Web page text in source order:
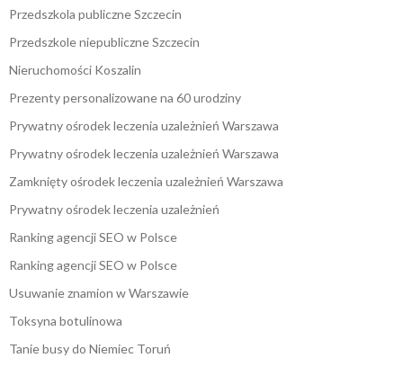
Przedszkola publiczne Szczecin
Przedszkole niepubliczne Szczecin
Nieruchomości Koszalin
Prezenty personalizowane na 60 urodziny
Prywatny ośrodek leczenia uzależnień Warszawa
Prywatny ośrodek leczenia uzależnień Warszawa
Zamknięty ośrodek leczenia uzależnień Warszawa
Prywatny ośrodek leczenia uzależnień
Ranking agencji SEO w Polsce
Ranking agencji SEO w Polsce
Usuwanie znamion w Warszawie
Toksyna botulinowa
Tanie busy do Niemiec Toruń